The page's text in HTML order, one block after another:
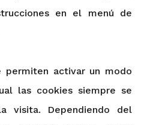
en el menú de
permiten activar un modo
las cookies siempre se
visita. Dependiendo del